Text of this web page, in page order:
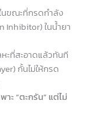
นขณะที่กรดกำลัง
Inhibitor) ในน้ำยา
ะที่สะอาดแล้วทันที
กั้นไม่ให้กรด
าะ “ตะกรัน” แต่ไม่